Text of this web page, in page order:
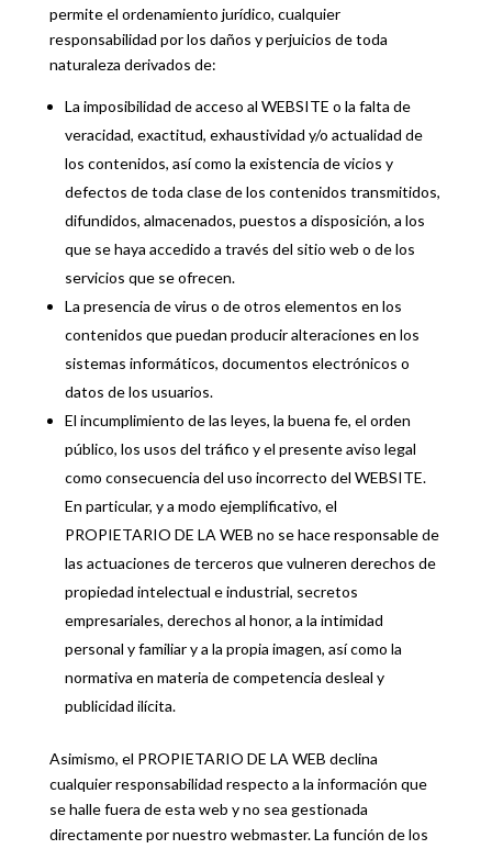
permite el ordenamiento jurídico, cualquier
responsabilidad por los daños y perjuicios de toda
naturaleza derivados de:
La imposibilidad de acceso al WEBSITE o la falta de
veracidad, exactitud, exhaustividad y/o actualidad de
los contenidos, así como la existencia de vicios y
defectos de toda clase de los contenidos transmitidos,
difundidos, almacenados, puestos a disposición, a los
que se haya accedido a través del sitio web o de los
servicios que se ofrecen.
La presencia de virus o de otros elementos en los
contenidos que puedan producir alteraciones en los
sistemas informáticos, documentos electrónicos o
datos de los usuarios.
El incumplimiento de las leyes, la buena fe, el orden
público, los usos del tráfico y el presente aviso legal
como consecuencia del uso incorrecto del WEBSITE.
En particular, y a modo ejemplificativo, el
PROPIETARIO DE LA WEB no se hace responsable de
las actuaciones de terceros que vulneren derechos de
propiedad intelectual e industrial, secretos
empresariales, derechos al honor, a la intimidad
personal y familiar y a la propia imagen, así como la
normativa en materia de competencia desleal y
publicidad ilícita.
Asimismo, el PROPIETARIO DE LA WEB declina
cualquier responsabilidad respecto a la información que
se halle fuera de esta web y no sea gestionada
directamente por nuestro webmaster. La función de los